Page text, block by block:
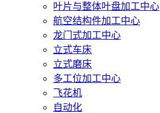
叶片与整体叶盘加工中心
航空结构件加工中心
龙门式加工中心
立式车床
立式磨床
多工位加工中心
飞花机
自动化